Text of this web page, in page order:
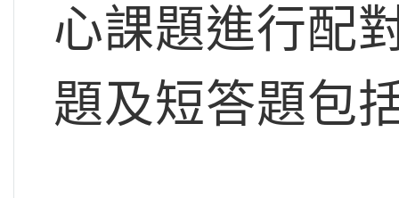
心課題進行配
題及短答題包